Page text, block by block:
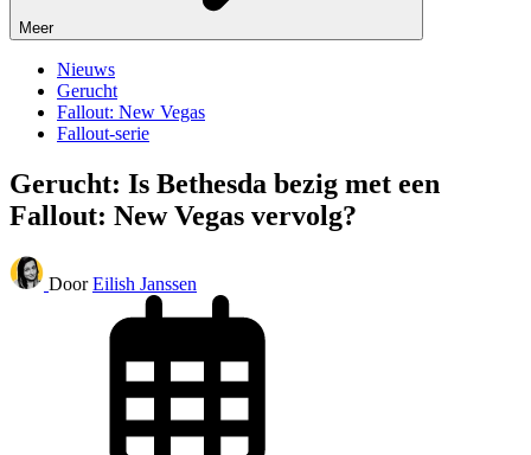
Meer
Nieuws
Gerucht
Fallout: New Vegas
Fallout-serie
Gerucht: Is Bethesda bezig met een
Fallout: New Vegas vervolg?
Door Eilish Janssen